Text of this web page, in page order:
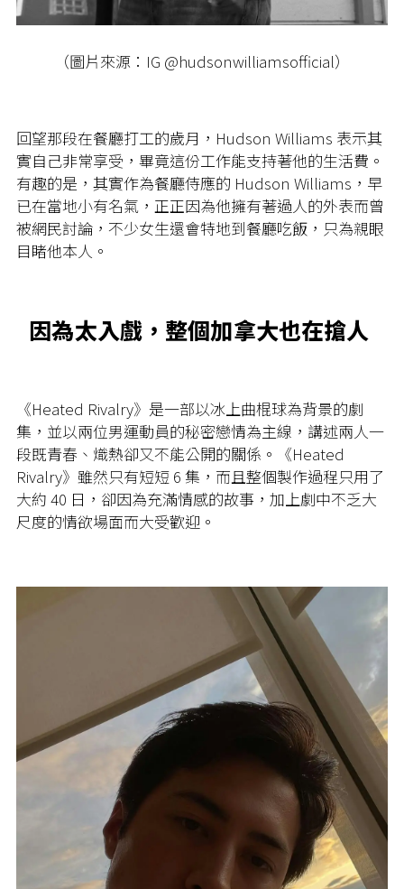
（圖片來源：IG @hudsonwilliamsofficial）
回望那段在餐廳打工的歲月，Hudson Williams 表示其
實自己非常享受，畢竟這份工作能支持著他的生活費。
有趣的是，其實作為餐廳侍應的 Hudson Williams，早
已在當地小有名氣，正正因為他擁有著過人的外表而曾
被網民討論，不少女生還會特地到餐廳吃飯，只為親眼
目睹他本人。
因為太入戲，整個加拿大也在搶人
《Heated Rivalry》是一部以冰上曲棍球為背景的劇
集，並以兩位男運動員的秘密戀情為主線，講述兩人一
段既青春、熾熱卻又不能公開的關係。《Heated
Rivalry》雖然只有短短 6 集，而且整個製作過程只用了
大約 40 日，卻因為充滿情感的故事，加上劇中不乏大
尺度的情欲場面而大受歡迎。